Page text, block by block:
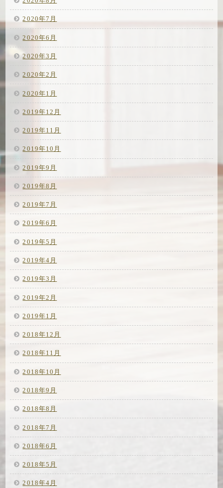
2020年7月
2020年6月
2020年3月
2020年2月
2020年1月
2019年12月
2019年11月
2019年10月
2019年9月
2019年8月
2019年7月
2019年6月
2019年5月
2019年4月
2019年3月
2019年2月
2019年1月
2018年12月
2018年11月
2018年10月
2018年9月
2018年8月
2018年7月
2018年6月
2018年5月
2018年4月